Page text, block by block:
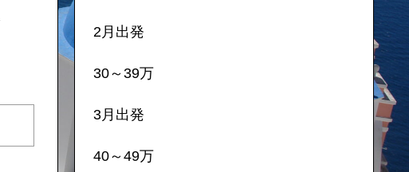
2月出発
30～39万
3月出発
40～49万